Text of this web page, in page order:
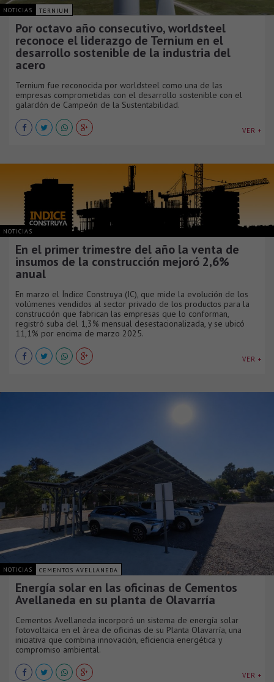
NOTICIAS TERNIUM
Por octavo año consecutivo, worldsteel
reconoce el liderazgo de Ternium en el
desarrollo sostenible de la industria del
acero
Ternium fue reconocida por worldsteel como una de las
empresas comprometidas con el desarrollo sostenible con el
galardón de Campeón de la Sustentabilidad.
VER +
NOTICIAS
En el primer trimestre del año la venta de
insumos de la construcción mejoró 2,6%
anual
En marzo el Índice Construya (IC), que mide la evolución de los
volúmenes vendidos al sector privado de los productos para la
construcción que fabrican las empresas que lo conforman,
registró suba del 1,3% mensual desestacionalizada, y se ubicó
11,1% por encima de marzo 2025.
VER +
NOTICIAS CEMENTOS AVELLANEDA
Energía solar en las oficinas de Cementos
Avellaneda en su planta de Olavarría
Cementos Avellaneda incorporó un sistema de energía solar
fotovoltaica en el área de oficinas de su Planta Olavarría, una
iniciativa que combina innovación, eficiencia energética y
compromiso ambiental.
VER +